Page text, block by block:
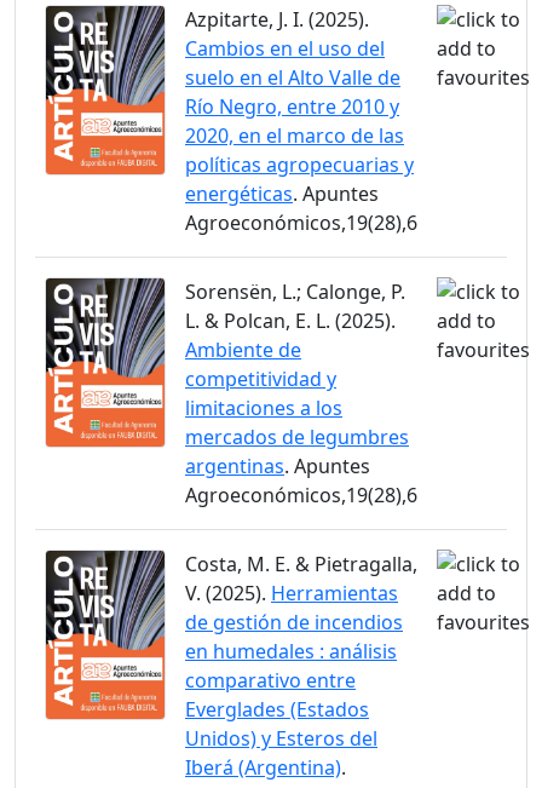
Azpitarte, J. I. (2025).
Cambios en el uso del
suelo en el Alto Valle de
Río Negro, entre 2010 y
2020, en el marco de las
políticas agropecuarias y
energéticas. Apuntes
Agroeconómicos,19(28),6
Sorensën, L.; Calonge, P.
L. & Polcan, E. L. (2025).
Ambiente de
competitividad y
limitaciones a los
mercados de legumbres
argentinas. Apuntes
Agroeconómicos,19(28),6
Costa, M. E. & Pietragalla,
V. (2025). Herramientas
de gestión de incendios
en humedales : análisis
comparativo entre
Everglades (Estados
Unidos) y Esteros del
Iberá (Argentina).